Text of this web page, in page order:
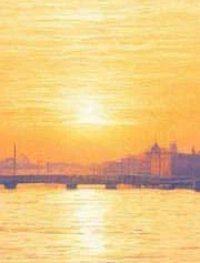
роли одного
"Игры престолов"
Weekly принес
окончательной